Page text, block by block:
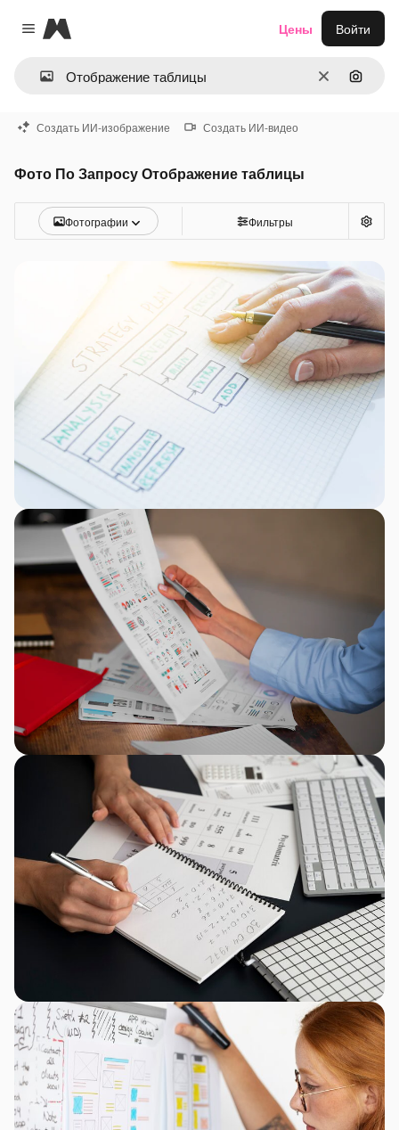
Close menu
Magnific
ОчиститьПоиск
Цены Войти
Создать ИИ-изображение Создать ИИ-видео
Фото По Запросу Отображение таблицы
Фотографии Фильтры